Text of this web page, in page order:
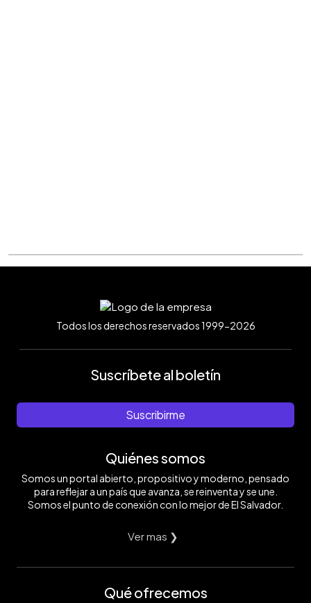
Todos los derechos reservados 1999-2026
Suscríbete al boletín
Suscribirme
Quiénes somos
Somos un portal abierto, propositivo y moderno, pensado
para reflejar a un país que avanza, se reinventa y se une.
Somos el punto de conexión con lo mejor de El Salvador.
Ver mas ❯
Qué ofrecemos